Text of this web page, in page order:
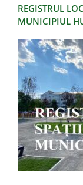
REGISTRUL
MUNICIPIUL